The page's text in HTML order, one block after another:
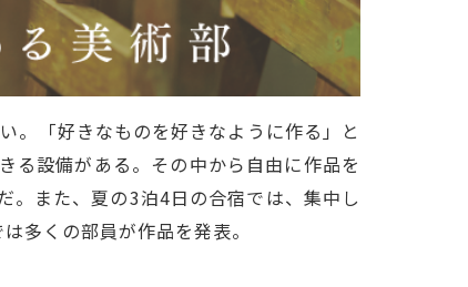
。「好きなものを好きなように作る」と
る設備がある。その中から自由に作品を
。また、夏の3泊4日の合宿では、集中し
多くの部員が作品を発表。